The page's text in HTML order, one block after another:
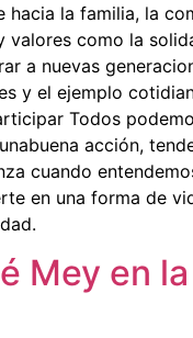
hacia la familia, la
valores como la
a nuevas
y el ejemplo
Todos
acción,
cuando
en una forma de
Mey en la